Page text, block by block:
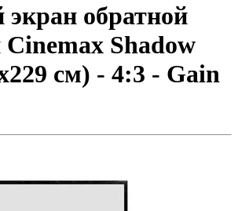
обратной
Shadow
см) - 4:3 - Gain